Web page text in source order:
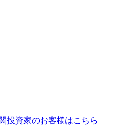
投資家のお客様はこちら